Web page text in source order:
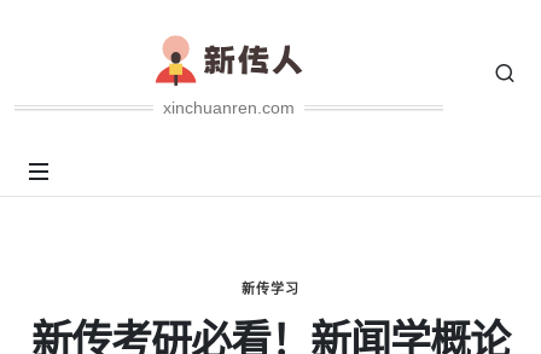
xinchuanren.com
新传学习
新传考研必看！新闻学概论